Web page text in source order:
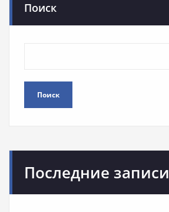
Поиск
Поиск
Последние записи